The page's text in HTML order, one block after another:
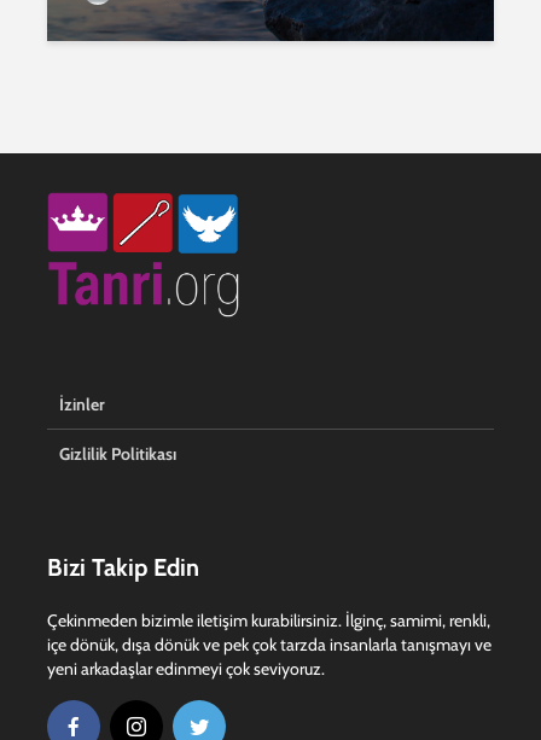
İzinler
Gizlilik Politikası
Bizi Takip Edin
Çekinmeden bizimle iletişim kurabilirsiniz. İlginç, samimi, renkli,
içe dönük, dışa dönük ve pek çok tarzda insanlarla tanışmayı ve
yeni arkadaşlar edinmeyi çok seviyoruz.